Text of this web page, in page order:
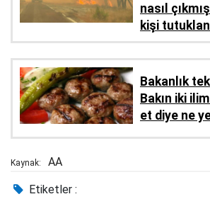
nasıl
kişi
Bakanlık
Bakın iki
et diye ne
Kaynak: AA
Etiketler :